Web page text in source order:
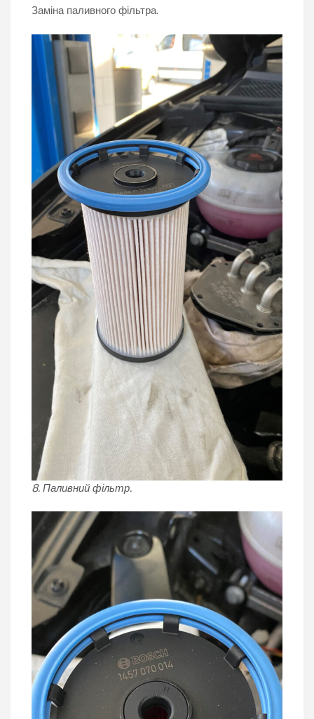
Заміна паливного фільтра.
8. Паливний фільтр.